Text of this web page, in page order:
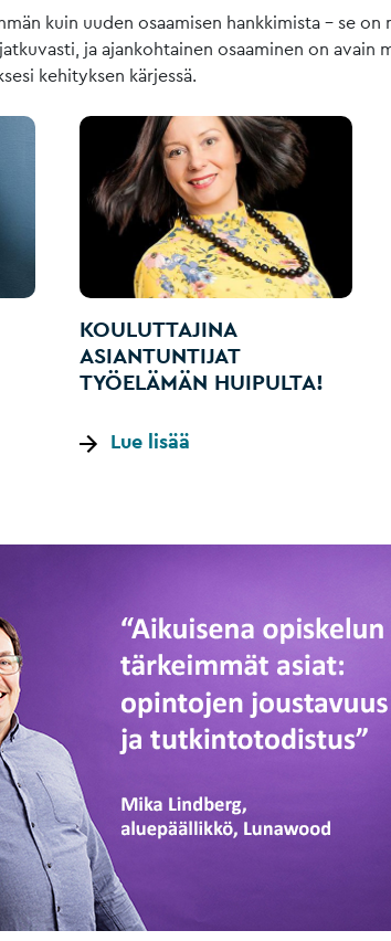
kuin uuden osaamisen hankkimista – se
ja ajankohtainen osaaminen on
kehityksen kärjessä.
KOULUTTAJINA
ASIANTUNTIJAT
TYÖELÄMÄN HUIPULTA!
Lue lisää